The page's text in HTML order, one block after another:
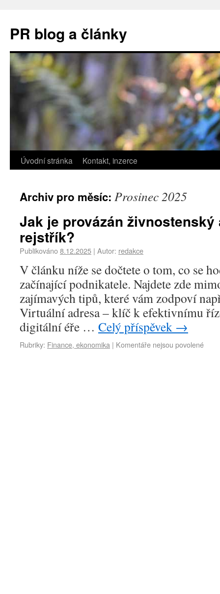
PR blog a články
Úvodní stránka Kontakt, inzerce
Archiv pro měsíc: Prosinec 2025
Jak je provázán
rejstřík?
Publikováno8.12.2025 | Autor: redakce
V článku níže se dočtete o tom, co se
začínající podnikatele. Najdete zde
zajímavých tipů, které vám zodpoví
Virtuální adresa – klíč k efektivnímu
digitální éře … Celý příspěvek →
Rubriky: Finance, ekonomika | Komentáře nejsou povolené